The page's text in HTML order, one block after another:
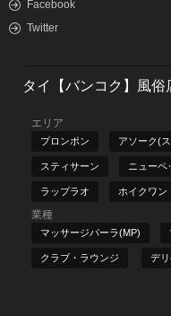
Facebook
Twitter
タイ【バンコク】風俗
エリア
プロンポン アソーク(
スティサーン ニューペ
ラップラオ ホイクワン
業種
マッサージパーラ(MP)
クラブ・ラウンジ デ